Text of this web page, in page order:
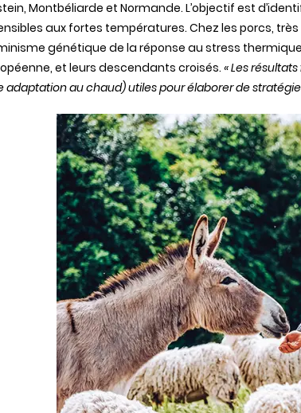
Montbéliarde et Normande. L’objectif est
aux fortes températures. Chez les porcs,
génétique de la réponse au stress
et leurs descendants croisés. « Les
adaptation au chaud) utiles pour élaborer de